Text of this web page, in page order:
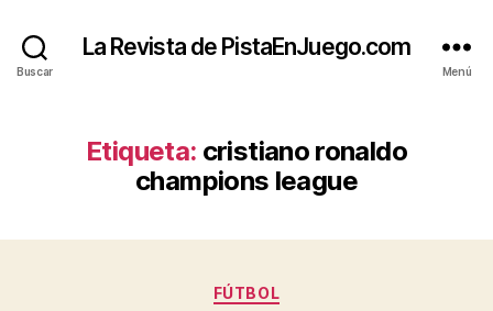
Buscar
La Revista de PistaEnJuego.com
Menú
Etiqueta: cristiano ronaldo
champions league
Categorías
FÚTBOL